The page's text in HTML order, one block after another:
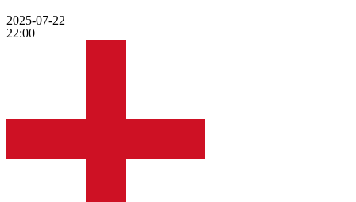
2025-07-22
22:00